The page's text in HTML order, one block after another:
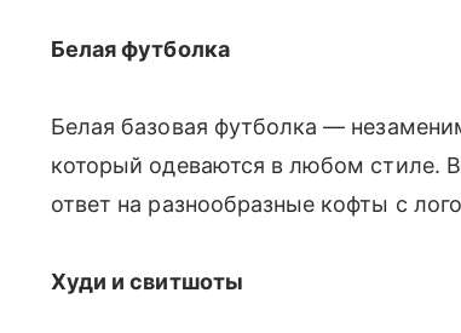
Белая футболка
Белая базовая футболка —
который одеваются в любом стиле.
ответ на разнообразные кофты с
Худи и свитшоты